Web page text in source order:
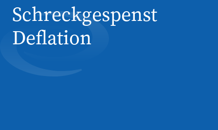
Schreckgespenst
Deflation